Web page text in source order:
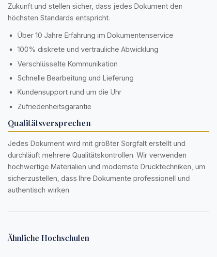
Zukunft und stellen sicher, dass jedes Dokument den
höchsten Standards entspricht.
Über 10 Jahre Erfahrung im Dokumentenservice
100% diskrete und vertrauliche Abwicklung
Verschlüsselte Kommunikation
Schnelle Bearbeitung und Lieferung
Kundensupport rund um die Uhr
Zufriedenheitsgarantie
Qualitätsversprechen
Jedes Dokument wird mit größter Sorgfalt erstellt und
durchläuft mehrere Qualitätskontrollen. Wir verwenden
hochwertige Materialien und modernste Drucktechniken, um
sicherzustellen, dass Ihre Dokumente professionell und
authentisch wirken.
Ähnliche Hochschulen